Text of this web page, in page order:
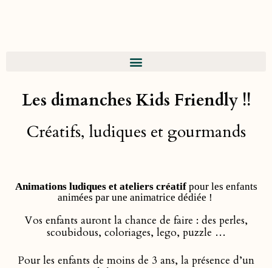
Les dimanches Kids Friendly !!
Créatifs, ludiques et gourmands
Animations ludiques et ateliers créatifpour les enfants
animées par une animatrice dédiée !
Vos enfants auront la chance de faire : des perles,
scoubidous, coloriages, lego, puzzle …
Pour les enfants de moins de 3 ans, la présence d’un